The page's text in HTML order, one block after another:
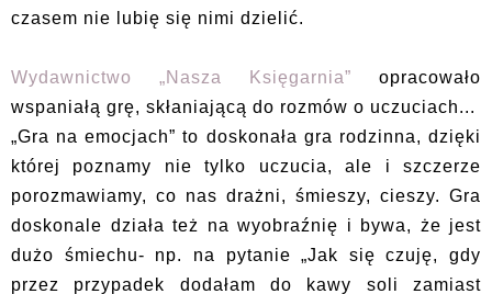
czasem nie lubię się nimi dzielić.
Wydawnictwo „Nasza Księgarnia” opracowało
wspaniałą grę, skłaniającą do rozmów o uczuciach...
„Gra na emocjach” to doskonała gra rodzinna, dzięki
której poznamy nie tylko uczucia, ale i szczerze
porozmawiamy, co nas drażni, śmieszy, cieszy. Gra
doskonale działa też na wyobraźnię i bywa, że jest
dużo śmiechu- np. na pytanie „Jak się czuję, gdy
przez przypadek dodałam do kawy soli zamiast